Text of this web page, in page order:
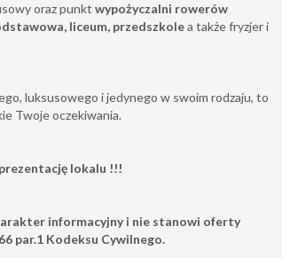
oraz punkt wypożyczalni rowerów
liceum, przedszkolea także fryzjer i
luksusowego i jedynego w swoim rodzaju, to
Twoje oczekiwania.
lokalu !!!
informacyjny i nie stanowi oferty
par.1 Kodeksu Cywilnego.